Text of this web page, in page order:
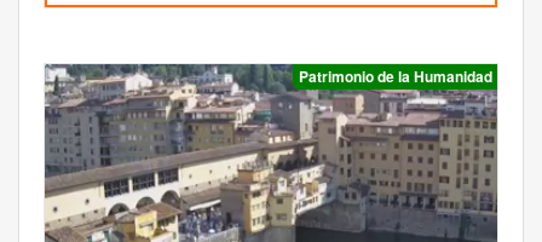
Patrimonio de la Humanidad